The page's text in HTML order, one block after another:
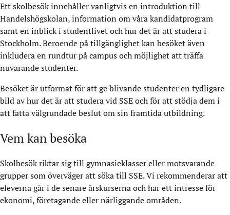
Ett skolbesök innehåller vanligtvis en introduktion till
Handelshögskolan, information om våra kandidatprogram
samt en inblick i studentlivet och hur det är att studera i
Stockholm. Beroende på tillgänglighet kan besöket även
inkludera en rundtur på campus och möjlighet att träffa
nuvarande studenter.
Besöket är utformat för att ge blivande studenter en tydligare
bild av hur det är att studera vid SSE och för att stödja dem i
att fatta välgrundade beslut om sin framtida utbildning.
Vem kan besöka
Skolbesök riktar sig till gymnasieklasser eller motsvarande
grupper som överväger att söka till SSE. Vi rekommenderar att
eleverna går i de senare årskurserna och har ett intresse för
ekonomi, företagande eller närliggande områden.